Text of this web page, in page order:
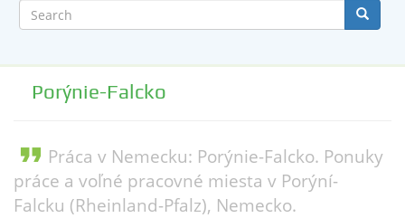
Porýnie-Falcko
format_quote Práca v Nemecku: Porýnie-Falcko. Ponuky
práce a voľné pracovné miesta v Porýní-
Falcku (Rheinland-Pfalz), Nemecko.